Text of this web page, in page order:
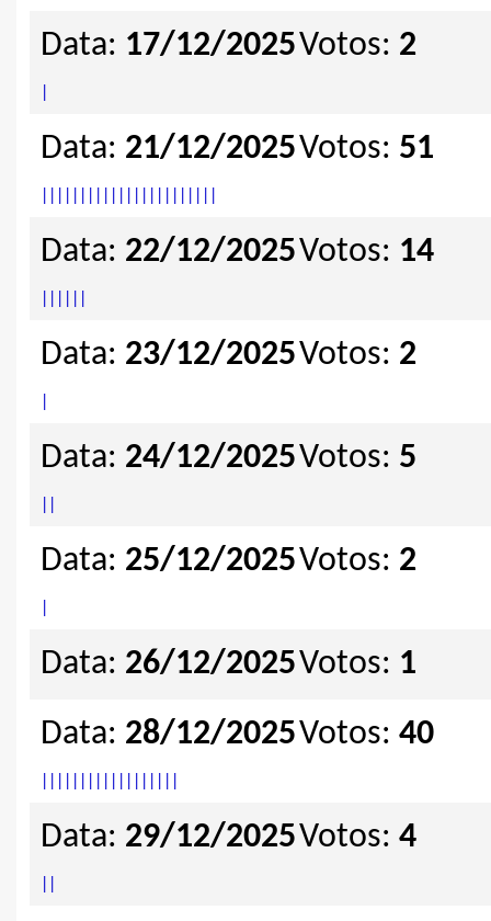
Data: 17/12/2025Votos: 2
Data: 21/12/2025Votos: 51
Data: 22/12/2025Votos: 14
Data: 23/12/2025Votos: 2
Data: 24/12/2025Votos: 5
Data: 25/12/2025Votos: 2
Data: 26/12/2025Votos: 1
Data: 28/12/2025Votos: 40
Data: 29/12/2025Votos: 4